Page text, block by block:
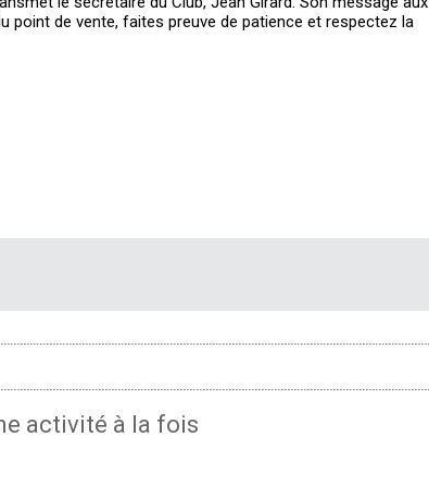
point de vente, faites preuve de patience et respectez la
activité à la fois